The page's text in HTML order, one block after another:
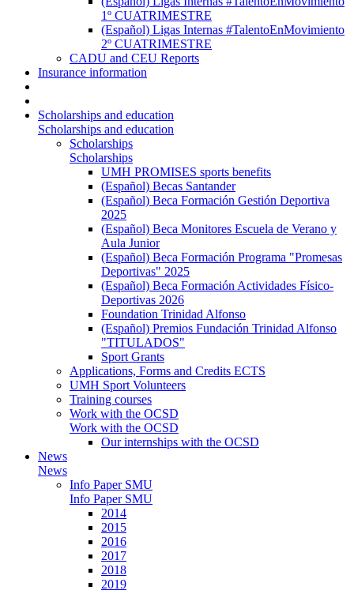
1º CUATRIMESTRE
(Español) Ligas Internas #TalentoEnMovimiento
2º CUATRIMESTRE
CADU and CEU Reports
Insurance information
Scholarships and education
Scholarships and education
Scholarships
Scholarships
UMH PROMISES sports benefits
(Español) Becas Santander
(Español) Beca Formación Gestión Deportiva
2025
(Español) Beca Monitores Escuela de Verano y
Aula Junior
(Español) Beca Formación Programa "Promesas
Deportivas" 2025
(Español) Beca Formación Actividades Físico-
Deportivas 2026
Foundation Trinidad Alfonso
(Español) Premios Fundación Trinidad Alfonso
"TITULADOS"
Sport Grants
Applications, Forms and Credits ECTS
UMH Sport Volunteers
Training courses
Work with the OCSD
Work with the OCSD
Our internships with the OCSD
News
News
Info Paper SMU
Info Paper SMU
2014
2015
2016
2017
2018
2019